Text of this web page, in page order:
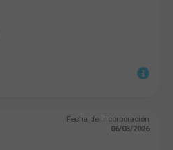
Fecha de Incorporación
06/03/2026